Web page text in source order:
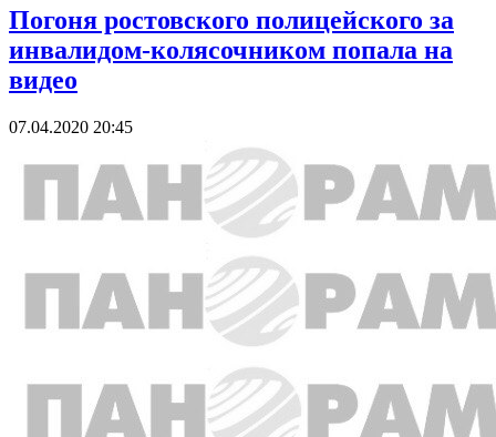
Погоня ростовского полицейского за
инвалидом-колясочником попала на
видео
07.04.2020 20:45